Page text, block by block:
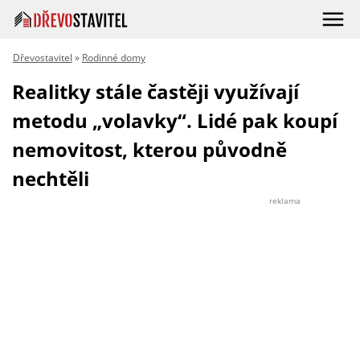
Dřevostavitel » Rodinné domy
Realitky stále častěji využívají
metodu „volavky“. Lidé pak koupí
nemovitost, kterou původně
nechtěli
reklama